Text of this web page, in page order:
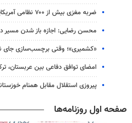
ضربه مغزی بیش از ۷۰۰ نظامی آمریکایی در حملات ایران
محسن رضایی: اجازه باز شدن مسیر
«کشمیری»؛ وقتی برچسب‌سازی جای
امضای توافق دفاعی بین عربستان،
پیروزی استقلال مقابل همنام
صفحه اول روزنامه‌ها